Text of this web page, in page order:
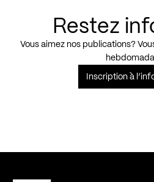
Restez
Vous aimez nos publications?
Inscription à